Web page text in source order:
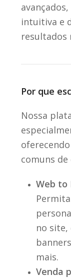
intuitiva e
resultados
Por que
Nossa
comuns
Web to
no site,
mais.
Venda